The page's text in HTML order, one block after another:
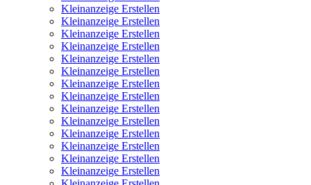
Kleinanzeige Erstellen
Kleinanzeige Erstellen
Kleinanzeige Erstellen
Kleinanzeige Erstellen
Kleinanzeige Erstellen
Kleinanzeige Erstellen
Kleinanzeige Erstellen
Kleinanzeige Erstellen
Kleinanzeige Erstellen
Kleinanzeige Erstellen
Kleinanzeige Erstellen
Kleinanzeige Erstellen
Kleinanzeige Erstellen
Kleinanzeige Erstellen